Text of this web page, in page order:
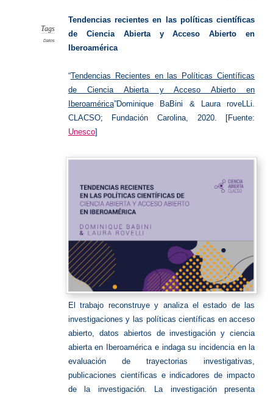
Tags
Datos
Tendencias recientes en las políticas científicas
de Ciencia Abierta y Acceso Abierto en
Iberoamérica
“Tendencias Recientes en las Políticas Científicas
de Ciencia Abierta y Acceso Abierto en
Iberoamérica”Dominique BaBini & Laura roveLLi.
CLACSO; Fundación Carolina, 2020. [Fuente:
Unesco]
El trabajo reconstruye y analiza el estado de las
investigaciones y las políticas científicas en acceso
abierto, datos abiertos de investigación y ciencia
abierta en Iberoamérica e indaga su incidencia en la
evaluación de trayectorias investigativas,
publicaciones científicas e indicadores de impacto
de la investigación.
La investigación presenta